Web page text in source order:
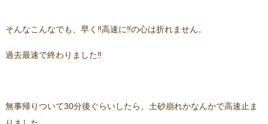
そんなこんなでも、早く‼高速に‼の心は折れません。
過去最速で終わりました‼
無事帰りついて30分後ぐらいしたら、土砂崩れかなんかで高速止ま